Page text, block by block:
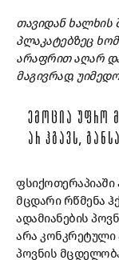
თავიდან ხალხის
პლაკატებზეც
არაფრით აღარ
მაგივრად,
ᲔᲛᲝᲪᲘᲐ ᲣᲤᲠᲝ
ᲐᲠ ᲰᲒᲐᲕᲡ,
ფსიქოთერაპიაში
მცდარი რწმენა
ადამიანების
არა კონკრეტული
პოვნის